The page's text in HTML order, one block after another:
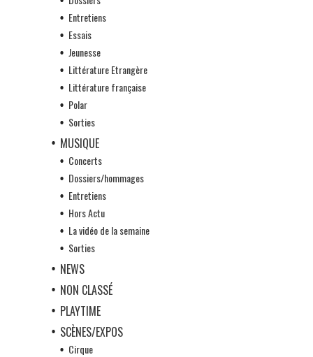
Entretiens
Essais
Jeunesse
Littérature Etrangère
Littérature française
Polar
Sorties
MUSIQUE
Concerts
Dossiers/hommages
Entretiens
Hors Actu
La vidéo de la semaine
Sorties
NEWS
NON CLASSÉ
PLAYTIME
SCÈNES/EXPOS
Cirque